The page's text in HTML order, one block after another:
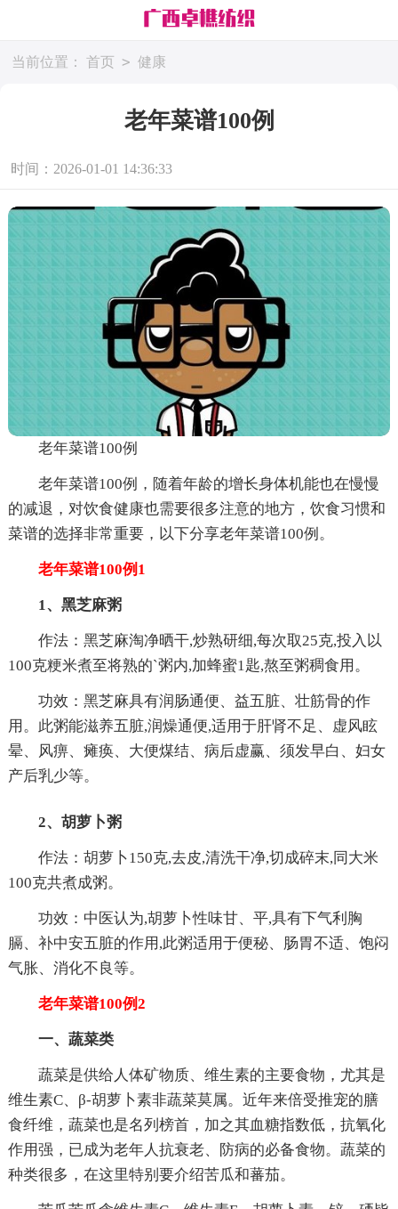
当前位置： 首页 > 健康
老年菜谱100例
时间：2026-01-01 14:36:33
老年菜谱100例
老年菜谱100例，随着年龄的增长身体机能也在慢慢
的减退，对饮食健康也需要很多注意的地方，饮食习惯和
菜谱的选择非常重要，以下分享老年菜谱100例。
老年菜谱100例1
1、黑芝麻粥
作法：黑芝麻淘净晒干,炒熟研细,每次取25克,投入以
100克粳米煮至将熟的`粥内,加蜂蜜1匙,熬至粥稠食用。
功效：黑芝麻具有润肠通便、益五脏、壮筋骨的作
用。此粥能滋养五脏,润燥通便,适用于肝肾不足、虚风眩
晕、风痹、瘫痪、大便煤结、病后虚赢、须发早白、妇女
产后乳少等。
2、胡萝卜粥
作法：胡萝卜150克,去皮,清洗干净,切成碎末,同大米
100克共煮成粥。
功效：中医认为,胡萝卜性味甘、平,具有下气利胸
膈、补中安五脏的作用,此粥适用于便秘、肠胃不适、饱闷
气胀、消化不良等。
老年菜谱100例2
一、蔬菜类
蔬菜是供给人体矿物质、维生素的主要食物，尤其是
维生素C、β-胡萝卜素非蔬菜莫属。近年来倍受推宠的膳
食纤维，蔬菜也是名列榜首，加之其血糖指数低，抗氧化
作用强，已成为老年人抗衰老、防病的必备食物。蔬菜的
种类很多，在这里特别要介绍苦瓜和蕃茄。